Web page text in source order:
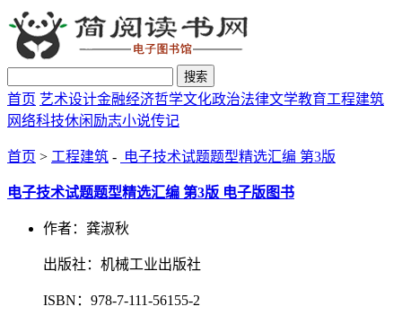
搜索
首页 艺术设计金融经济哲学文化政治法律文学教育工程建筑
网络科技休闲励志小说传记
首页 > 工程建筑 - 电子技术试题题型精选汇编 第3版
电子技术试题题型精选汇编 第3版 电子版图书
作者：龚淑秋
出版社：机械工业出版社
ISBN：978-7-111-56155-2